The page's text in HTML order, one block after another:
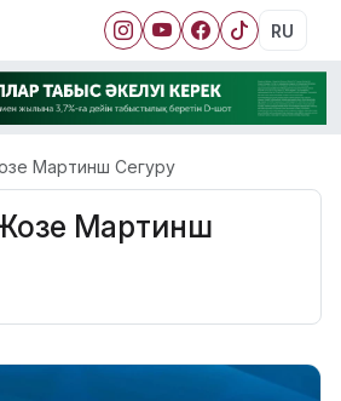
RU
Мартинш Сегуру
Мартинш